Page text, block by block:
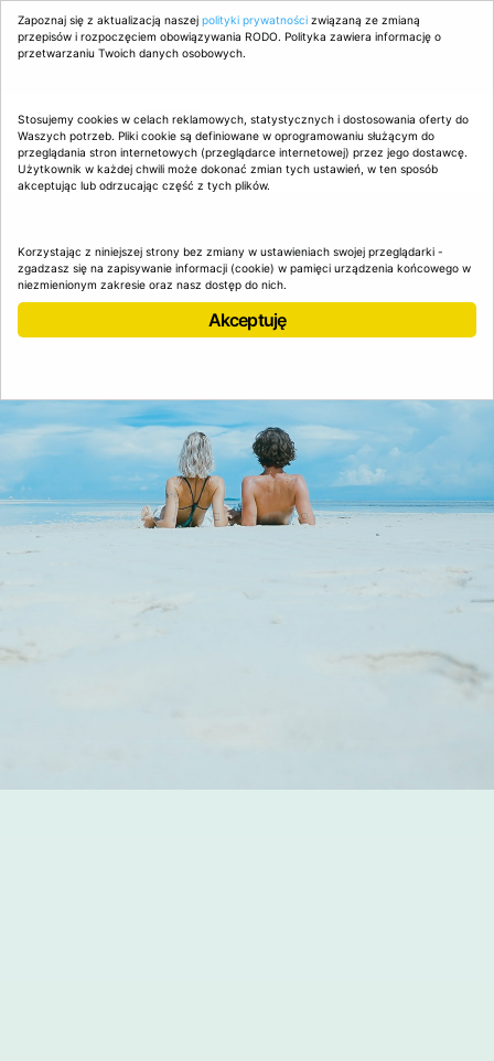
AgaHoliday.plzapewnia szeroki wybór ofert polskich i
niemieckich organizatorów podróży
Zapoznaj się z aktualizacją naszej polityki prywatności związaną ze zmianą
przepisów i rozpoczęciem obowiązywania RODO. Polityka zawiera informację o
przetwarzaniu Twoich danych osobowych.
Stosujemy cookies w celach reklamowych, statystycznych i dostosowania oferty do
Waszych potrzeb. Pliki cookie są definiowane w oprogramowaniu służącym do
przeglądania stron internetowych (przeglądarce internetowej) przez jego dostawcę.
Użytkownik w każdej chwili może dokonać zmian tych ustawień, w ten sposób
akceptując lub odrzucając część z tych plików.
Korzystając z niniejszej strony bez zmiany w ustawieniach swojej przeglądarki -
zgadzasz się na zapisywanie informacji (cookie) w pamięci urządzenia końcowego w
niezmienionym zakresie oraz nasz dostęp do nich.
Akceptuję